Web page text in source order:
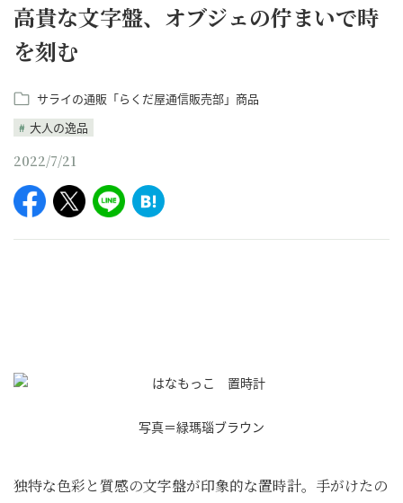
高貴な文字盤、オブジェの佇まいで時
を刻む
サライの通販「らくだ屋通信販売部」商品
大人の逸品
2022/7/21
写真＝緑瑪瑙ブラウン
独特な色彩と質感の文字盤が印象的な置時計。手がけたの